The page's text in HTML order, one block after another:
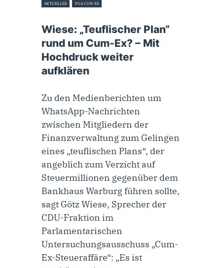
AKTUELLES PUA CUM-EX
Wiese: „Teuflischer Plan“
rund um Cum-Ex? – Mit
Hochdruck weiter
aufklären
Zu den Medienberichten um
WhatsApp-Nachrichten
zwischen Mitgliedern der
Finanzverwaltung zum Gelingen
eines „teuflischen Plans“, der
angeblich zum Verzicht auf
Steuermillionen gegenüber dem
Bankhaus Warburg führen sollte,
sagt Götz Wiese, Sprecher der
CDU-Fraktion im
Parlamentarischen
Untersuchungsausschuss „Cum-
Ex-Steueraffäre“: „Es ist